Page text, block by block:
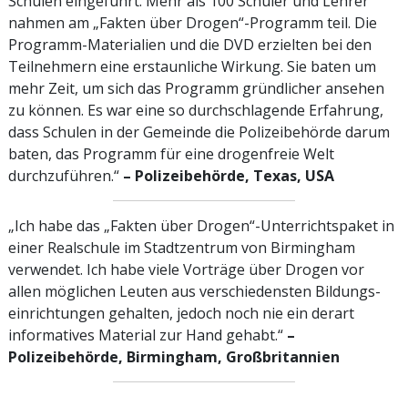
nahmen am „Fakten über Drogen“-Programm teil. Die
Programm-Materialien und die DVD erzielten bei den
Teilnehmern eine erstaunliche Wirkung. Sie baten um
mehr Zeit, um sich das Programm gründlicher ansehen
zu können. Es war eine so durchschlagende Erfahrung,
dass Schulen in der Gemeinde die Polizeibehörde darum
baten, das Programm für eine drogenfreie Welt
durchzuführen.“ – Polizeibehörde, Texas, USA
„Ich habe das „Fakten über Drogen“-Unterrichtspaket in
einer Realschule im Stadtzentrum von Birmingham
verwendet. Ich habe viele Vorträge über Drogen vor
allen möglichen Leuten aus verschiedensten Bildungs­
einrichtungen gehalten, jedoch noch nie ein derart
informatives Material zur Hand gehabt.“ –
Polizeibehörde, Birmingham, Großbritannien